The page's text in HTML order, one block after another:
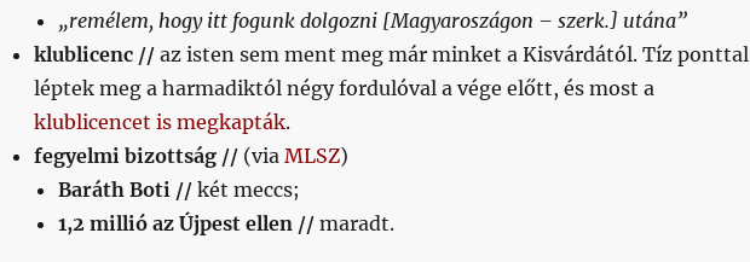
„remélem, hogy itt fogunk dolgozni [Magyaroszágon – szerk.] utána”
klublicenc // az isten sem ment meg már minket a Kisvárdától. Tíz ponttal
léptek meg a harmadiktól négy fordulóval a vége előtt, és most a
klublicencet is megkapták.
fegyelmi bizottság // (via MLSZ)
Baráth Boti //két meccs;
1,2 millió az Újpest ellen //maradt.